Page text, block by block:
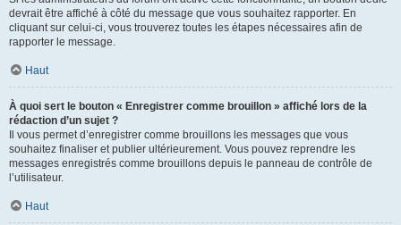
devrait être affiché à côté du message que vous souhaitez rapporter. En
cliquant sur celui-ci, vous trouverez toutes les étapes nécessaires afin de
rapporter le message.
Haut
À quoi sert le bouton « Enregistrer comme brouillon » affiché lors de la
rédaction d’un sujet ?
Il vous permet d’enregistrer comme brouillons les messages que vous
souhaitez finaliser et publier ultérieurement. Vous pouvez reprendre les
messages enregistrés comme brouillons depuis le panneau de contrôle de
l’utilisateur.
Haut